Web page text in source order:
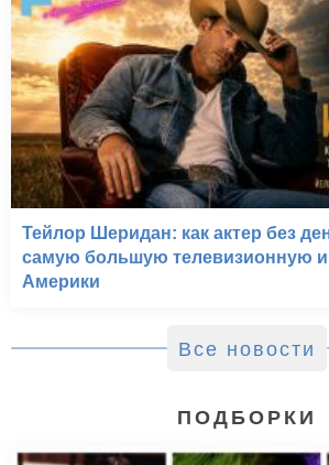
Тейлор Шеридан: как актер без
самую большую телевизионную
Америки
Все новости
ПОДБОРКИ